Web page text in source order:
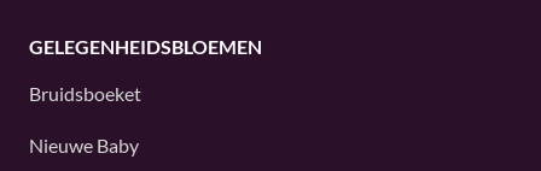
GELEGENHEIDSBLOEMEN
Bruidsboeket
Nieuwe Baby